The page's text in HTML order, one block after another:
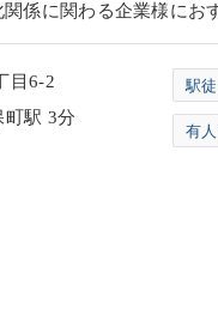
係に関わる企業様にお
目6-2
駅 3分
駅
有